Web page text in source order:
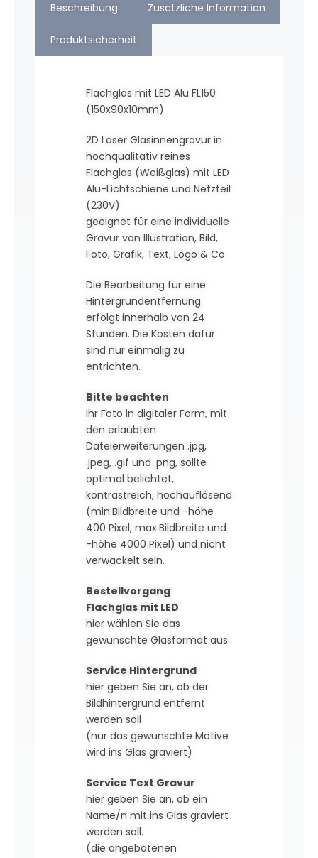
Beschreibung Zusätzliche Information
Produktsicherheit
Flachglas mit LED Alu FL150
(150x90x10mm)
2D Laser Glasinnengravur in
hochqualitativ reines
Flachglas (Weißglas) mit LED
Alu-Lichtschiene und Netzteil
(230V)
geeignet für eine individuelle
Gravur von Illustration, Bild,
Foto, Grafik, Text, Logo & Co
Die Bearbeitung für eine
Hintergrundentfernung
erfolgt innerhalb von 24
Stunden. Die Kosten dafür
sind nur einmalig zu
entrichten.
Bitte beachten
Ihr Foto in digitaler Form, mit
den erlaubten
Dateierweiterungen .jpg,
.jpeg, .gif und .png, sollte
optimal belichtet,
kontrastreich, hochauflösend
(min.Bildbreite und -höhe
400 Pixel, max.Bildbreite und
-höhe 4000 Pixel) und nicht
verwackelt sein.
Bestellvorgang
Flachglas mit LED
hier wählen Sie das
gewünschte Glasformat aus
Service Hintergrund
hier geben Sie an, ob der
Bildhintergrund entfernt
werden soll
(nur das gewünschte Motive
wird ins Glas graviert)
Service Text Gravur
hier geben Sie an, ob ein
Name/n mit ins Glas graviert
werden soll.
(die angebotenen